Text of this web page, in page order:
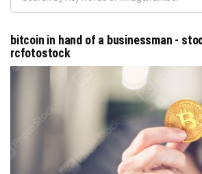
bitcoin in hand of a businessman -
rcfotostock